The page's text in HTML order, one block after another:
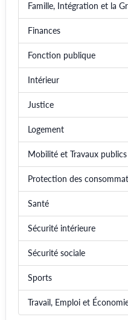
Famille, Intégration et la
Finances
Fonction publique
Intérieur
Justice
Logement
Mobilité et Travaux publics
Protection des
Santé
Sécurité intérieure
Sécurité sociale
Sports
Travail, Emploi et